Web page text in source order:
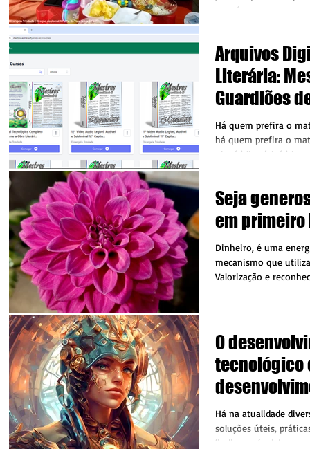
se reúnem em
Arquivos
Literária:
Guardiões
estão
Há quem prefira o
há quem prefira o
obra(s) literária(s)
Seja
em
Dinheiro, é uma
mecanismo que
Valorização e
O
tecnológico
sociedade
Há na atualidade
soluções úteis,
‘indispensáveis’, em